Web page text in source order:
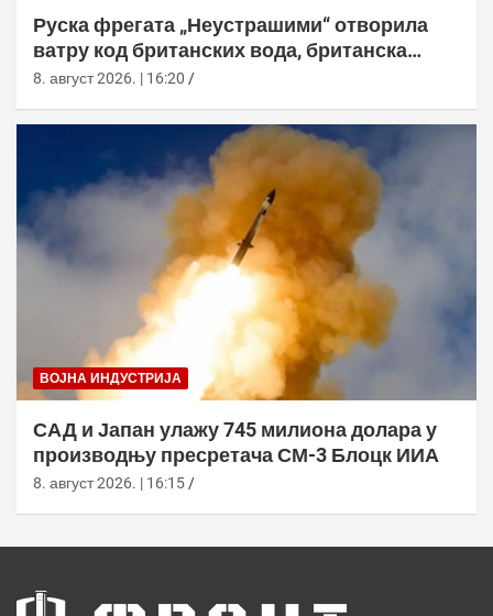
Руска фрегата „Неустрашими“ отворила
ватру код британских вода, британска
морнарица појачала праћење
8. август 2026. | 16:20
ВОЈНА ИНДУСТРИЈА
САД и Јапан улажу 745 милиона долара у
производњу пресретача СМ-3 Блоцк ИИА
8. август 2026. | 16:15